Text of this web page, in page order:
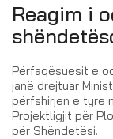
Reagim i
Përfaqësuesit e
janë drejtuar
përfshirjen e tyre
Projektligjit për
për Shëndetësi.